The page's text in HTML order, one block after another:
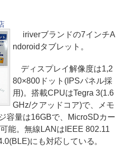
iriverブランドの7インチA
ndoroidタブレット。
ディスプレイ解像度は1,2
80×800ドット(IPSパネル採
用)。搭載CPUはTegra 3(1.6
GHz/クアッドコア)で、メモ
容量は16GBで、MicroSDカー
能。無線LANはIEEE 802.11
にも対応している。